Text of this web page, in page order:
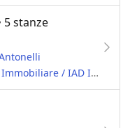
5 stanze
/ IAD Immobiliare